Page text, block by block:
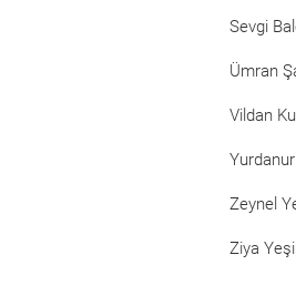
Sevgi
Ümran
Vildan
Zeynel
Ziya